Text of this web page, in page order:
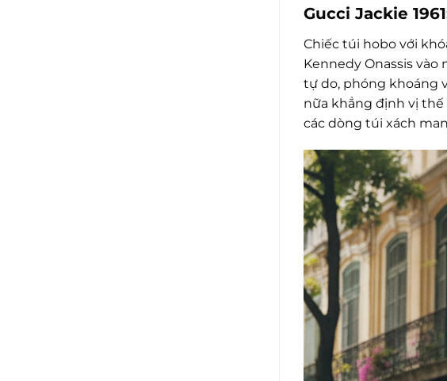
Gucci Jackie
Chiếc túi hobo với
Kennedy Onassis vào
tự do, phóng khoáng
nữa khẳng định vị
các dòng túi xách